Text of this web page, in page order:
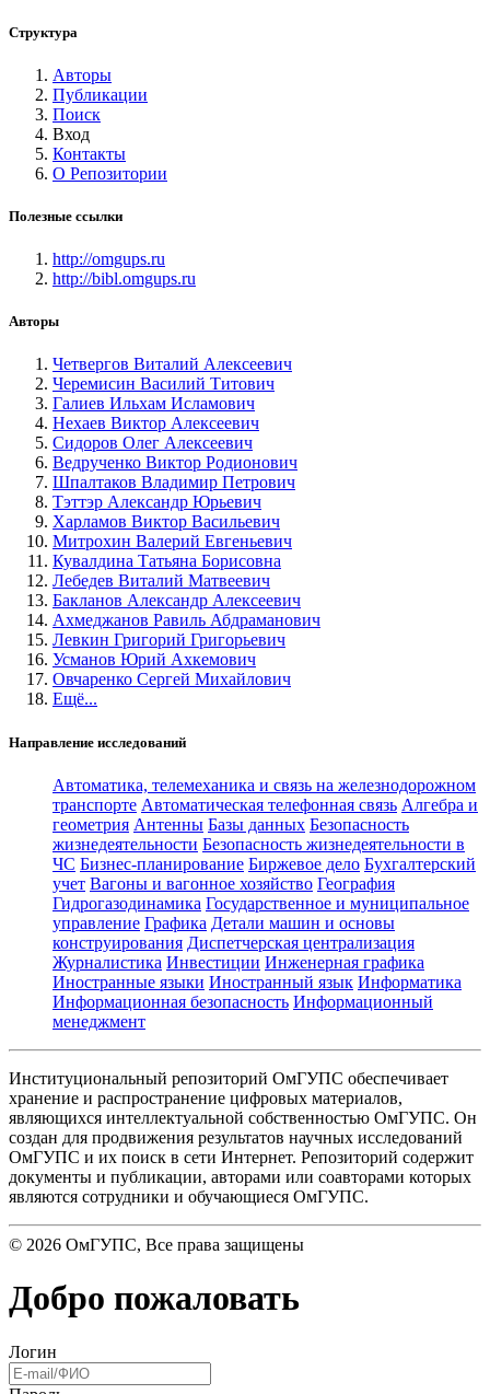
Структура
Авторы
Публикации
Поиск
Вход
Контакты
О Репозитории
Полезные ссылки
http://omgups.ru
http://bibl.omgups.ru
Авторы
Четвергов Виталий Алексеевич
Черемисин Василий Титович
Галиев Ильхам Исламович
Нехаев Виктор Алексеевич
Сидоров Олег Алексеевич
Ведрученко Виктор Родионович
Шпалтаков Владимир Петрович
Тэттэр Александр Юрьевич
Харламов Виктор Васильевич
Митрохин Валерий Евгеньевич
Кувалдина Татьяна Борисовна
Лебедев Виталий Матвеевич
Бакланов Александр Алексеевич
Ахмеджанов Равиль Абдраманович
Левкин Григорий Григорьевич
Усманов Юрий Ахкемович
Овчаренко Сергей Михайлович
Ещё...
Направление исследований
Автоматика, телемеханика и связь на железнодорожном
транспорте Автоматическая телефонная связь Алгебра и
геометрия Антенны Базы данных Безопасность
жизнедеятельности Безопасность жизнедеятельности в
ЧС Бизнес-планирование Биржевое дело Бухгалтерский
учет Вагоны и вагонное хозяйство География
Гидрогазодинамика Государственное и муниципальное
управление Графика Детали машин и основы
конструирования Диспетчерская централизация
Журналистика Инвестиции Инженерная графика
Иностранные языки Иностранный язык Информатика
Информационная безопасность Информационный
менеджмент
Институциональный репозиторий ОмГУПС обеспечивает
хранение и распространение цифровых материалов,
являющихся интеллектуальной собственностью ОмГУПС. Он
создан для продвижения результатов научных исследований
ОмГУПС и их поиск в сети Интернет. Репозиторий содержит
документы и публикации, авторами или соавторами которых
являются сотрудники и обучающиеся ОмГУПС.
© 2026 ОмГУПС, Все права защищены
Добро пожаловать
Логин